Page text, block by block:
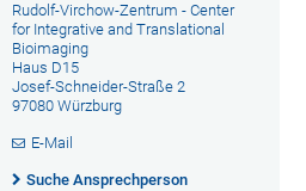
Rudolf-Virchow-Zentrum - Center
for Integrative and Translational
Bioimaging
Haus D15
Josef-Schneider-Straße 2
97080 Würzburg
E-Mail
Suche Ansprechperson